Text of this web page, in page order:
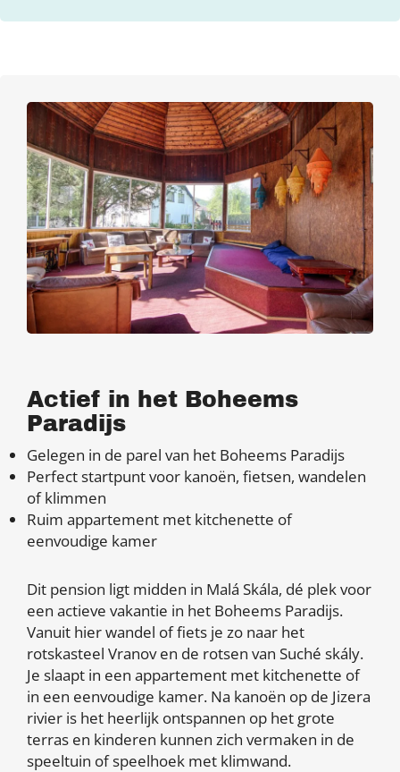
Actief in het Boheems
Paradijs
Gelegen in de parel van het Boheems Paradijs
Perfect startpunt voor kanoën, fietsen, wandelen
of klimmen
Ruim appartement met kitchenette of
eenvoudige kamer
Dit pension ligt midden in Malá Skála, dé plek voor
een actieve vakantie in het Boheems Paradijs.
Vanuit hier wandel of fiets je zo naar het
rotskasteel Vranov en de rotsen van Suché skály.
Je slaapt in een appartement met kitchenette of
in een eenvoudige kamer. Na kanoën op de Jizera
rivier is het heerlijk ontspannen op het grote
terras en kinderen kunnen zich vermaken in de
speeltuin of speelhoek met klimwand.